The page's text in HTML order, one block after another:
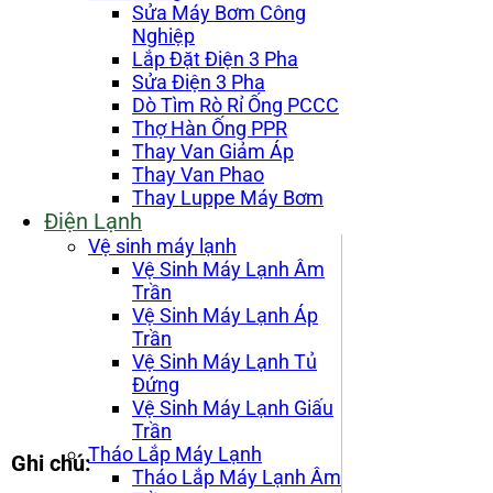
Sửa Máy Bơm Công
Nghiệp
Lắp Đặt Điện 3 Pha
Sửa Điện 3 Pha
Dò Tìm Rò Rỉ Ống PCCC
Thợ Hàn Ống PPR
Thay Van Giảm Áp
Thay Van Phao
Thay Luppe Máy Bơm
Điện Lạnh
Vệ sinh máy lạnh
Vệ Sinh Máy Lạnh Âm
Trần
Vệ Sinh Máy Lạnh Áp
Trần
Vệ Sinh Máy Lạnh Tủ
Đứng
Vệ Sinh Máy Lạnh Giấu
Trần
Tháo Lắp Máy Lạnh
Tháo Lắp Máy Lạnh Âm
Ghi chú: